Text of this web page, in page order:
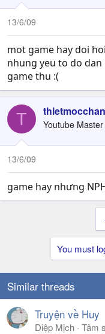
13/6/09
mot game hay doi
nhung yeu to do
game thu :(
T Youtube
13/6/09
game hay nhưng
You must
Similar threads
Truyện về Huy
Diệp Mịch Tâm